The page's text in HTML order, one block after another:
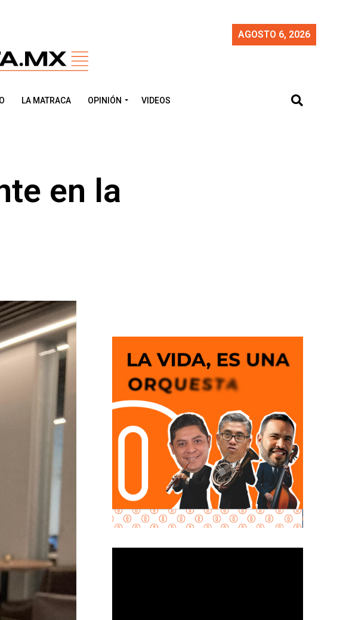
AGOSTO 6, 2026
LA MATRACA OPINIÓN VIDEOS
en la